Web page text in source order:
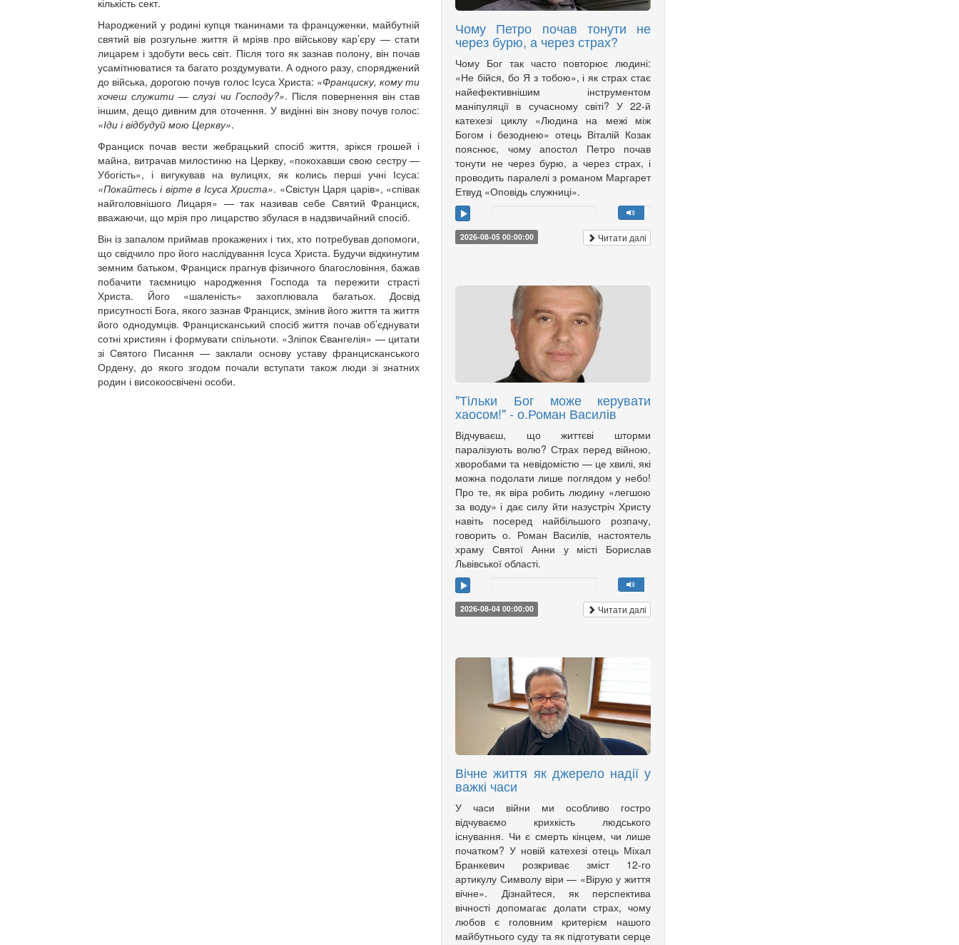
кількість сект.
Народжений у родині купця тканинами та француженки, майбутній
святий вів розгульне життя й мріяв про військову кар’єру — стати
лицарем і здобути весь світ. Після того як зазнав полону, він почав
усамітнюватися та багато роздумувати. А одного разу, споряджений
до війська, дорогою почув голос Ісуса Христа: «Франциску, кому ти
хочеш служити — слузі чи Господу?». Після повернення він став
іншим, дещо дивним для оточення. У видінні він знову почув голос:
«Іди і відбудуй мою Церкву».
Франциск почав вести жебрацький спосіб життя, зрікся грошей і
майна, витрачав милостиню на Церкву, «покохавши свою сестру —
Убогість», і вигукував на вулицях, як колись перші учні Ісуса:
«Покайтесь і вірте в Ісуса Христа». «Свістун Царя царів», «співак
найголовнішого Лицаря» — так називав себе Святий Франциск,
вважаючи, що мрія про лицарство збулася в надзвичайний спосіб.
Він із запалом приймав прокажених і тих, хто потребував допомоги,
що свідчило про його наслідування Ісуса Христа. Будучи відкинутим
земним батьком, Франциск прагнув фізичного благословіння, бажав
побачити таємницю народження Господа та пережити страсті
Христа. Його «шаленість» захоплювала багатьох. Досвід
присутності Бога, якого зазнав Франциск, змінив його життя та життя
його однодумців. Францисканський спосіб життя почав об’єднувати
сотні християн і формувати спільноти. «Зліпок Євангелія» — цитати
зі Святого Писання — заклали основу уставу францисканського
Ордену, до якого згодом почали вступати також люди зі знатних
родин і високоосвічені особи.
Чому Петро почав тонути не
через бурю, а через страх?
Чому Бог так часто повторює людині:
«Не бійся, бо Я з тобою», і як страх стає
найефективнішим інструментом
маніпуляції в сучасному світі? У 22-й
катехезі циклу «Людина на межі між
Богом і безоднею» отець Віталій Козак
пояснює, чому апостол Петро почав
тонути не через бурю, а через страх, і
проводить паралелі з романом Маргарет
Етвуд «Оповідь служниці».
2026-08-05 00:00:00 Читати далі
"Тільки Бог може керувати
хаосом!" - о.Роман Василів
Відчуваєш, що життєві шторми
паралізують волю? Страх перед війною,
хворобами та невідомістю — це хвилі, які
можна подолати лише поглядом у небо!
Про те, як віра робить людину «легшою
за воду» і дає силу йти назустріч Христу
навіть посеред найбільшого розпачу,
говорить о. Роман Василів, настоятель
храму Святої Анни у місті Борислав
Львівської області.
2026-08-04 00:00:00 Читати далі
Вічне життя як джерело надії у
важкі часи
У часи війни ми особливо гостро
відчуваємо крихкість людського
існування. Чи є смерть кінцем, чи лише
початком? У новій катехезі отець Міхал
Бранкевич розкриває зміст 12-го
артикулу Символу віри — «Вірую у життя
вічне». Дізнайтеся, як перспектива
вічності допомагає долати страх, чому
любов є головним критерієм нашого
майбутнього суду та як підготувати серце